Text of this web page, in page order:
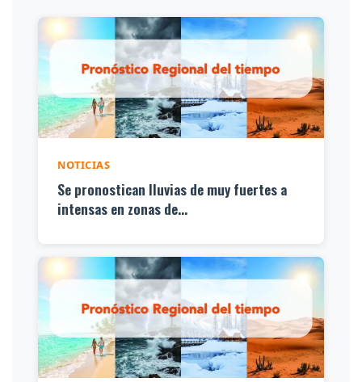
NOTICIAS
Se pronostican lluvias de muy fuertes a
intensas en zonas de...